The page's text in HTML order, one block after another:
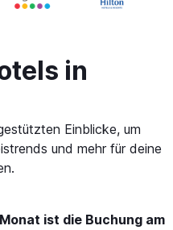
in
Einblicke, um
und mehr für deine
ist die Buchung am